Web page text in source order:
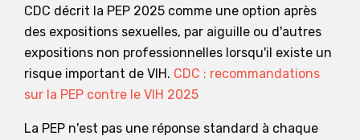
CDC décrit la PEP 2025 comme une option après
des expositions sexuelles, par aiguille ou d'autres
expositions non professionnelles lorsqu'il existe un
risque important de VIH. CDC : recommandations
sur la PEP contre le VIH 2025
La PEP n'est pas une réponse standard à chaque